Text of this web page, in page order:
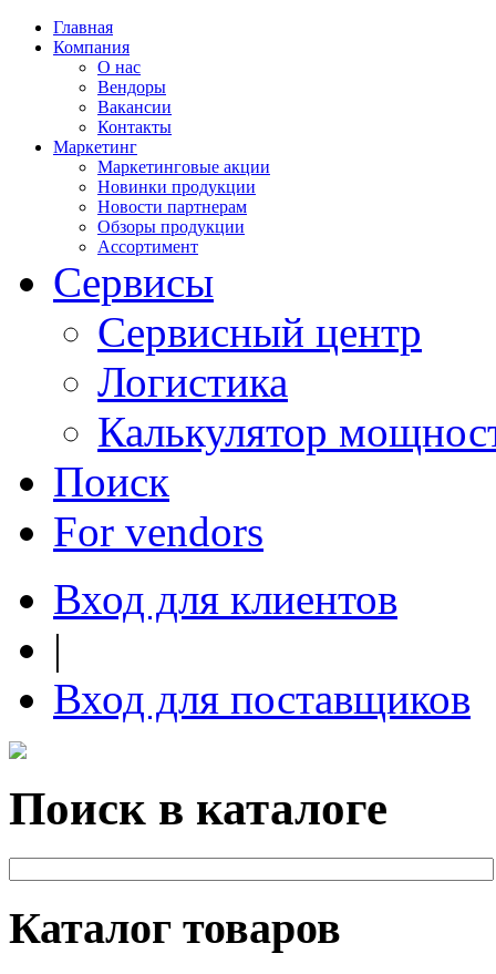
Главная
Компания
О нас
Вендоры
Вакансии
Контакты
Маркетинг
Маркетинговые акции
Новинки продукции
Новости партнерам
Обзоры продукции
Ассортимент
Сервисы
Сервисный центр
Логистика
Калькулятор
Поиск
For vendors
Вход для клиентов
|
Вход для поставщиков
Поиск в каталоге
Каталог товаров